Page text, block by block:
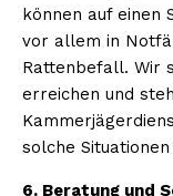
können auf einen
vor allem in
Rattenbefall. Wir
erreichen und
solche
6. Beratung und